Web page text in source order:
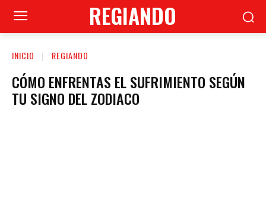
REGIANDO
INICIO REGIANDO
CÓMO ENFRENTAS EL SUFRIMIENTO SEGÚN
TU SIGNO DEL ZODIACO